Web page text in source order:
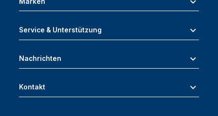
Service & Unterstützung
Nachrichten
Kontakt